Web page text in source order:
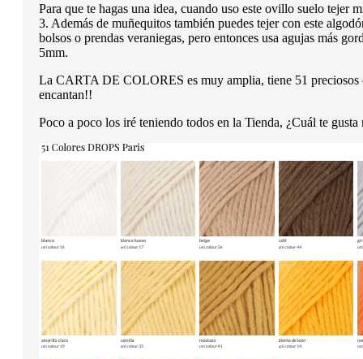
Para que te hagas una idea, cuando uso este ovillo suelo tejer
3. Además de muñequitos también puedes tejer con este
bolsos o prendas veraniegas, pero entonces usa agujas más
5mm.
La CARTA DE COLORES es muy amplia, tiene 51 preciosos
encantan!!
Poco a poco los iré teniendo todos en la Tienda, ¿Cuál te gusta